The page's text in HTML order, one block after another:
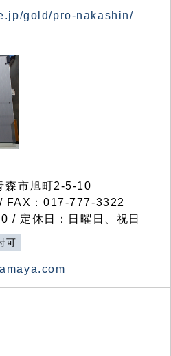
gold/pro-nakashin/
市旭町2-5-10
FAX：017-777-3322
/ 定休日：日曜日、祝日
可